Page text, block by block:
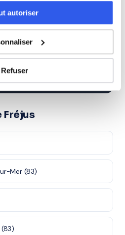
autoriser
Refuser
⭐
à Fréjus
5. Notre organisme partenaire
à Fréjus et alentours.
ces familles →
Fréjus
Mer (83)